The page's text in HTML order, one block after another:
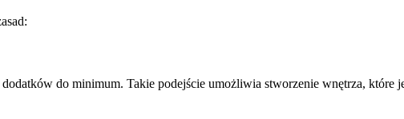
do minimum. Takie podejście umożliwia stworzenie wnętrza, które